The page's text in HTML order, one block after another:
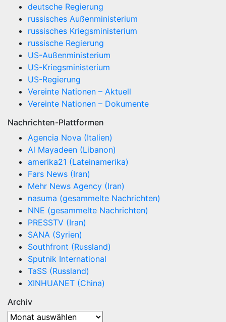
deutsche Regierung
russisches Außenministerium
russisches Kriegsministerium
russische Regierung
US-Außenministerium
US-Kriegsministerium
US-Regierung
Vereinte Nationen – Aktuell
Vereinte Nationen – Dokumente
Nachrichten-Plattformen
Agencia Nova (Italien)
Al Mayadeen (Libanon)
amerika21 (Lateinamerika)
Fars News (Iran)
Mehr News Agency (Iran)
nasuma (gesammelte Nachrichten)
NNE (gesammelte Nachrichten)
PRESSTV (Iran)
SANA (Syrien)
Southfront (Russland)
Sputnik International
TaSS (Russland)
XINHUANET (China)
Archiv
Archiv